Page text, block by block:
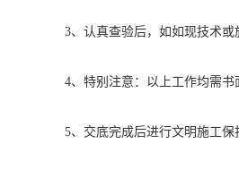
3、认真查验后，如如现技术或
4、特别注意：以上工作均需书
5、交底完成后进行文明施工保